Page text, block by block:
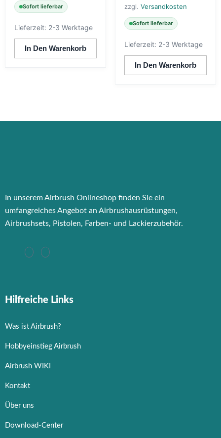
Sofort lieferbar
Lieferzeit: 2-3 Werktage
In Den Warenkorb
zzgl. Versandkosten
Sofort lieferbar
Lieferzeit: 2-3 Werktage
In Den Warenkorb
In unserem Airbrush Onlineshop finden Sie ein
umfangreiches Angebot an Airbrushausrüstungen,
Airbrushsets, Pistolen, Farben- und Lackierzubehör.
Hilfreiche Links
Was ist Airbrush?
Hobbyeinstieg Airbrush
Airbrush WIKI
Kontakt
Über uns
Download-Center